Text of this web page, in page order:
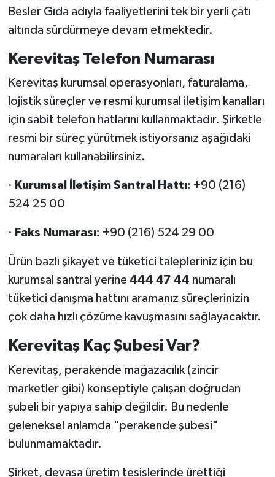
Besler Gıda adıyla faaliyetlerini tek bir yerli çatı
altında sürdürmeye devam etmektedir.
Kerevitaş Telefon Numarası
Kerevitaş kurumsal operasyonları, faturalama,
lojistik süreçler ve resmi kurumsal iletişim kanalları
için sabit telefon hatlarını kullanmaktadır. Şirketle
resmi bir süreç yürütmek istiyorsanız aşağıdaki
numaraları kullanabilirsiniz.
· Kurumsal İletişim Santral Hattı: +90 (216)
524 25 00
· Faks Numarası: +90 (216) 524 29 00
Ürün bazlı şikayet ve tüketici talepleriniz için bu
kurumsal santral yerine 444 47 44 numaralı
tüketici danışma hattını aramanız süreçlerinizin
çok daha hızlı çözüme kavuşmasını sağlayacaktır.
Kerevitaş Kaç Şubesi Var?
Kerevitaş, perakende mağazacılık (zincir
marketler gibi) konseptiyle çalışan doğrudan
şubeli bir yapıya sahip değildir. Bu nedenle
geleneksel anlamda "perakende şubesi"
bulunmamaktadır.
Şirket, devasa üretim tesislerinde ürettiği